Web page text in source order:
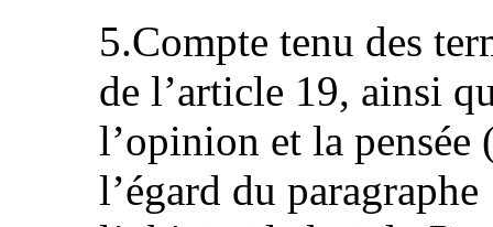
5.Compte tenu des
de l’article 19, ainsi
l’opinion et la pensée
l’égard du